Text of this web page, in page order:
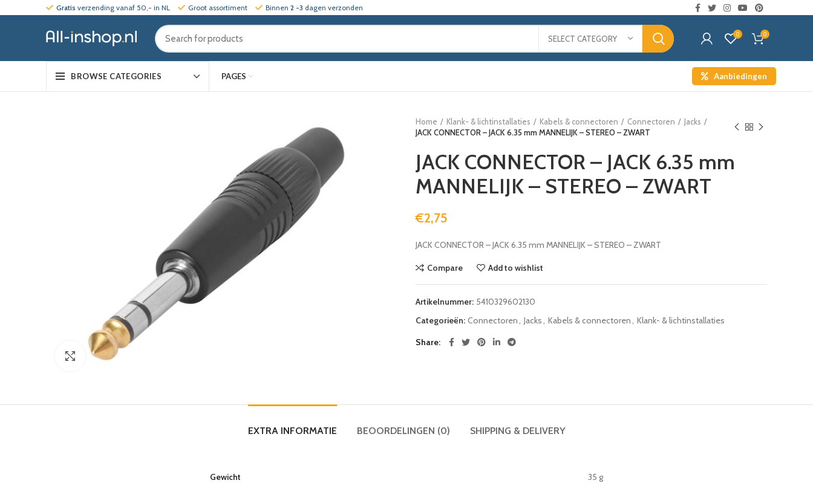
Gratis verzending vanaf 50,- in NL Groot assortiment Binnen 2 -3 dagen verzonden
SELECT CATEGORY 0 0
BROWSE CATEGORIES PAGES Aanbiedingen
Click to enlarge
Home Klank- & lichtinstallaties Kabels & connectoren Connectoren
Jacks
JACK CONNECTOR – JACK 6.35 mm MANNELIJK – STEREO – ZWART
JACK CONNECTOR – JACK 6.35 mm
MANNELIJK – STEREO – ZWART
€2,75
JACK CONNECTOR – JACK 6.35 mm MANNELIJK – STEREO – ZWART
Compare Add to wishlist
Artikelnummer: 5410329602130
Categorieën: Connectoren, Jacks, Kabels & connectoren, Klank- & lichtinstallaties
Share
EXTRA INFORMATIE BEOORDELINGEN (0) SHIPPING & DELIVERY
Gewicht 35 g